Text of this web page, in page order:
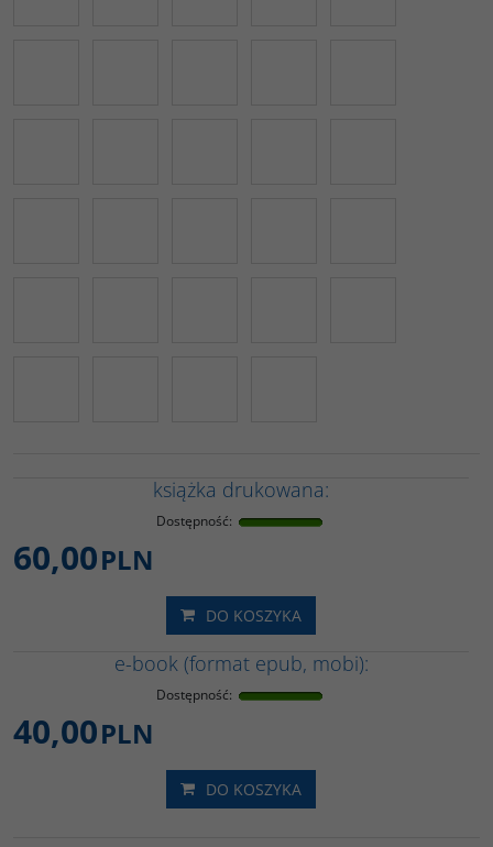
książka drukowana:
Dostępność:
60,00PLN
DO KOSZYKA
e-book (format epub, mobi):
Dostępność:
40,00PLN
DO KOSZYKA